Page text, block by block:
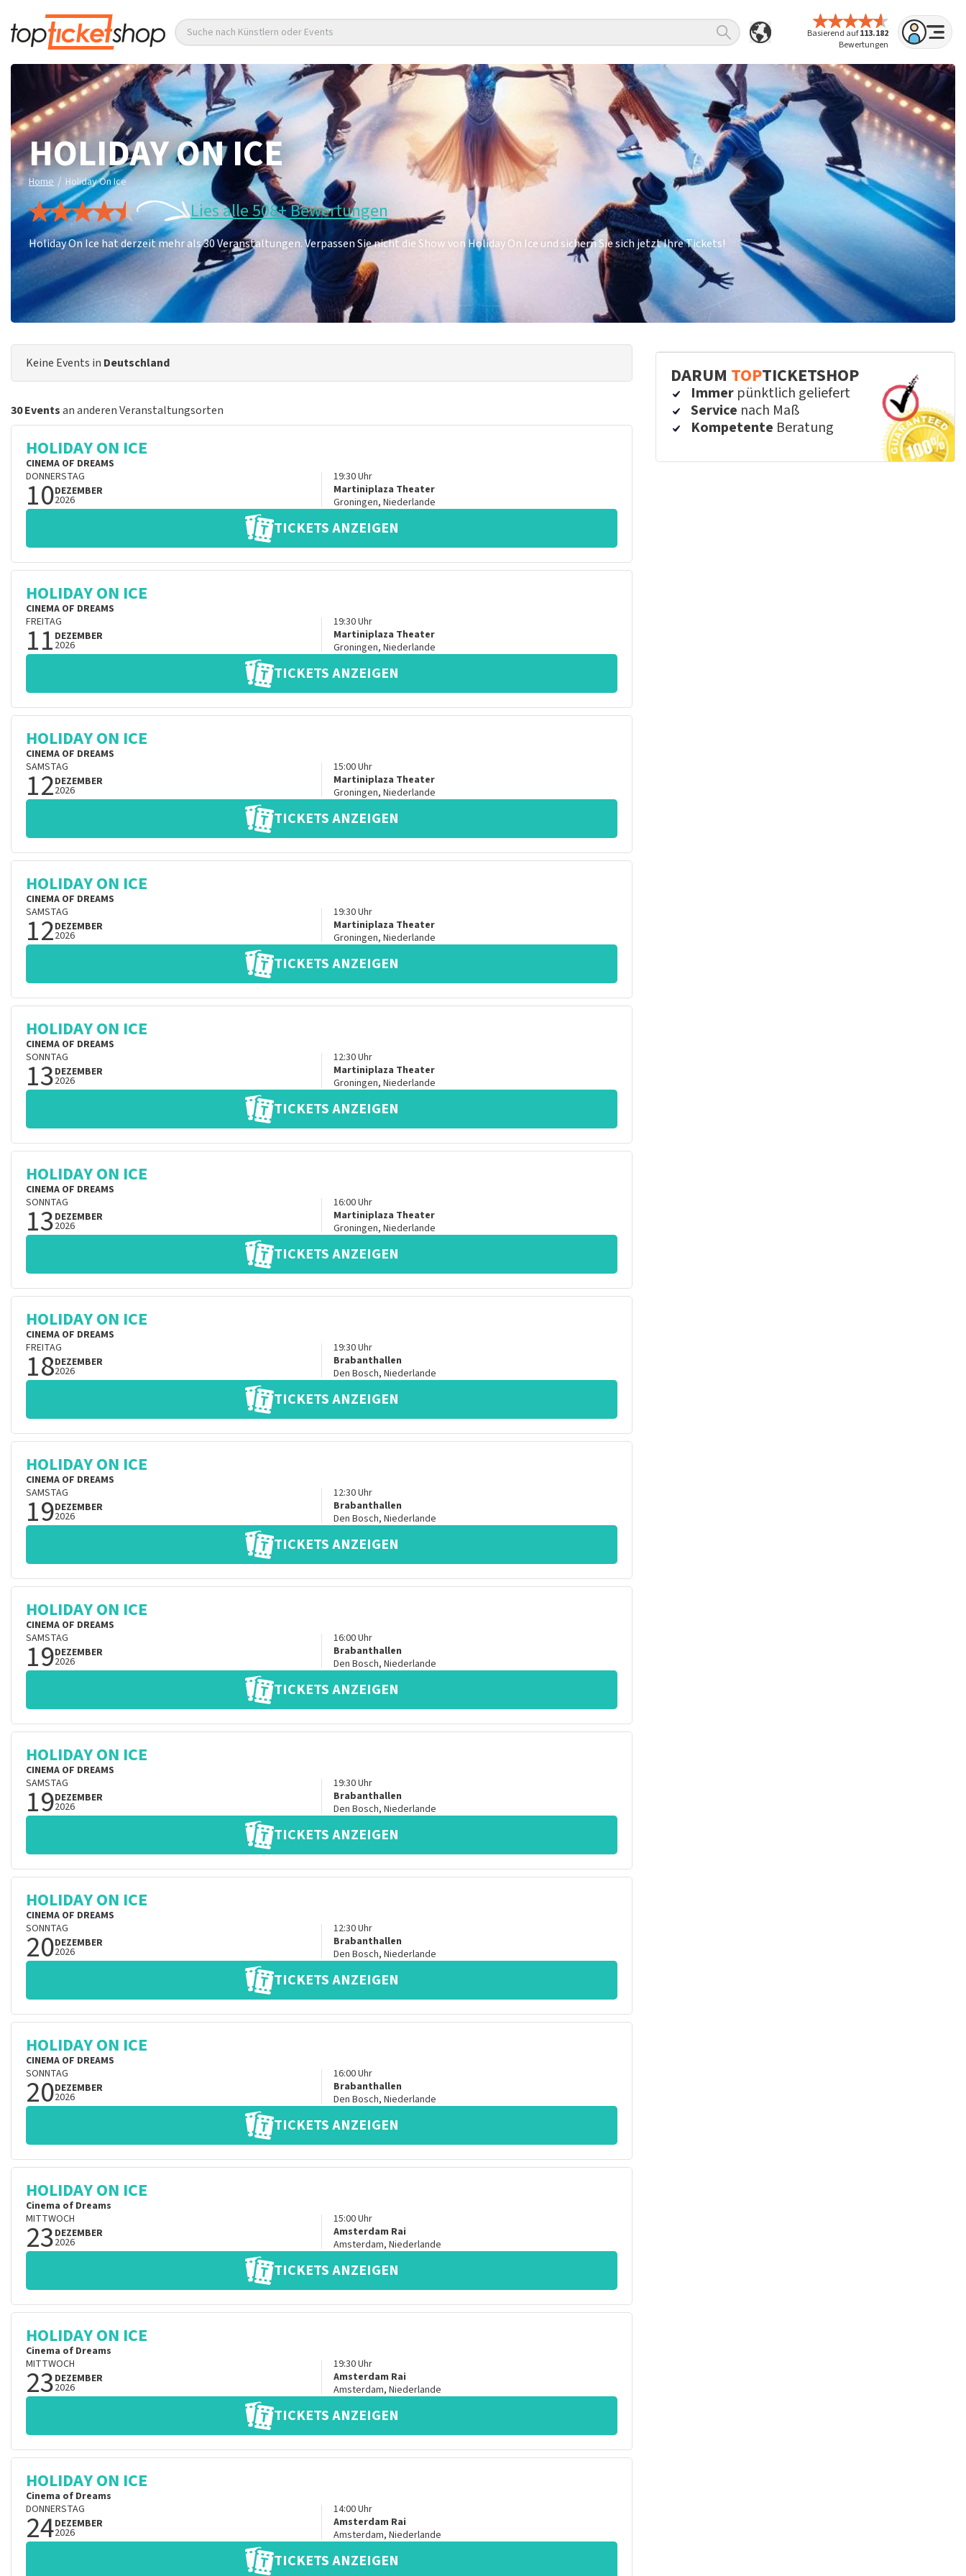
Basierend auf113.182
Bewertungen
Suche nach Künstlern oder Events
HOLIDAY ON ICE
Home / Holiday On Ice
Lies alle 508+ Bewertungen
Holiday On Ice hat derzeit mehr als 30 Veranstaltungen. Verpassen Sie nicht die Show von Holiday On Ice und sichern Sie sich jetzt Ihre Tickets!
Keine Events in Deutschland
30 Eventsan anderen Veranstaltungsorten
HOLIDAY ON ICE
CINEMA OF DREAMS
DONNERSTAG
10DEZEMBER
2026
19:30Uhr
Martiniplaza Theater
Groningen, Niederlande
TICKETS ANZEIGEN
HOLIDAY ON ICE
CINEMA OF DREAMS
FREITAG
11 DEZEMBER
2026
19:30Uhr
Martiniplaza Theater
Groningen, Niederlande
TICKETS ANZEIGEN
HOLIDAY ON ICE
CINEMA OF DREAMS
SAMSTAG
12DEZEMBER
2026
15:00Uhr
Martiniplaza Theater
Groningen, Niederlande
TICKETS ANZEIGEN
HOLIDAY ON ICE
CINEMA OF DREAMS
SAMSTAG
12DEZEMBER
2026
19:30Uhr
Martiniplaza Theater
Groningen, Niederlande
TICKETS ANZEIGEN
HOLIDAY ON ICE
CINEMA OF DREAMS
SONNTAG
13DEZEMBER
2026
12:30Uhr
Martiniplaza Theater
Groningen, Niederlande
TICKETS ANZEIGEN
HOLIDAY ON ICE
CINEMA OF DREAMS
SONNTAG
13DEZEMBER
2026
16:00Uhr
Martiniplaza Theater
Groningen, Niederlande
TICKETS ANZEIGEN
HOLIDAY ON ICE
CINEMA OF DREAMS
FREITAG
18DEZEMBER
2026
19:30Uhr
Brabanthallen
Den Bosch, Niederlande
TICKETS ANZEIGEN
HOLIDAY ON ICE
CINEMA OF DREAMS
SAMSTAG
19DEZEMBER
2026
12:30Uhr
Brabanthallen
Den Bosch, Niederlande
TICKETS ANZEIGEN
HOLIDAY ON ICE
CINEMA OF DREAMS
SAMSTAG
19DEZEMBER
2026
16:00Uhr
Brabanthallen
Den Bosch, Niederlande
TICKETS ANZEIGEN
HOLIDAY ON ICE
CINEMA OF DREAMS
SAMSTAG
19DEZEMBER
2026
19:30Uhr
Brabanthallen
Den Bosch, Niederlande
TICKETS ANZEIGEN
HOLIDAY ON ICE
CINEMA OF DREAMS
SONNTAG
20DEZEMBER
2026
12:30Uhr
Brabanthallen
Den Bosch, Niederlande
TICKETS ANZEIGEN
HOLIDAY ON ICE
CINEMA OF DREAMS
SONNTAG
20DEZEMBER
2026
16:00Uhr
Brabanthallen
Den Bosch, Niederlande
TICKETS ANZEIGEN
HOLIDAY ON ICE
Cinema of Dreams
MITTWOCH
23DEZEMBER
2026
15:00Uhr
Amsterdam Rai
Amsterdam, Niederlande
TICKETS ANZEIGEN
HOLIDAY ON ICE
Cinema of Dreams
MITTWOCH
23DEZEMBER
2026
19:30Uhr
Amsterdam Rai
Amsterdam, Niederlande
TICKETS ANZEIGEN
HOLIDAY ON ICE
Cinema of Dreams
DONNERSTAG
24DEZEMBER
2026
14:00Uhr
Amsterdam Rai
Amsterdam, Niederlande
TICKETS ANZEIGEN
DARUM TOPTICKETSHOP
Immer pünktlich geliefert
Service nach Maß
Kompetente Beratung